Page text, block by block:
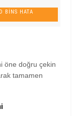
BINS HATA
öne doğru çekin
tamamen